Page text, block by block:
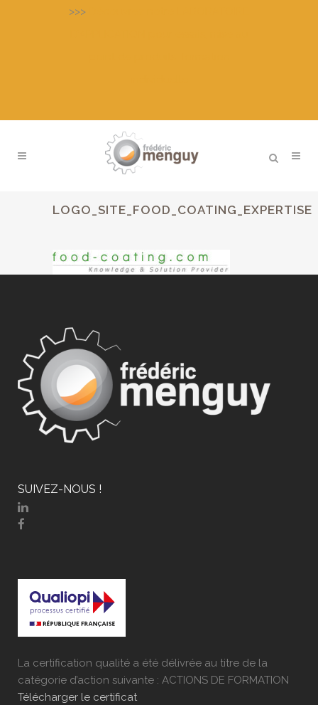
>>>
LOGO_SITE_FOOD_COATING_EXPERTISE
SUIVEZ-NOUS !
La certification qualité a été délivrée au titre de la
catégorie d’action suivante : ACTIONS DE FORMATION
Télécharger le certificat